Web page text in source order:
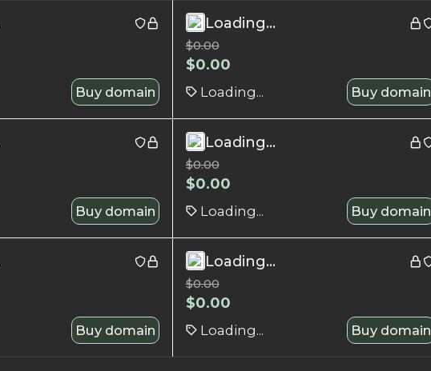
Buy domain
Loading...
$0.00
$0.00
Loading... Buy domain
Buy domain
Loading...
$0.00
$0.00
Loading... Buy domain
Buy domain
Loading...
$0.00
$0.00
Loading... Buy domain